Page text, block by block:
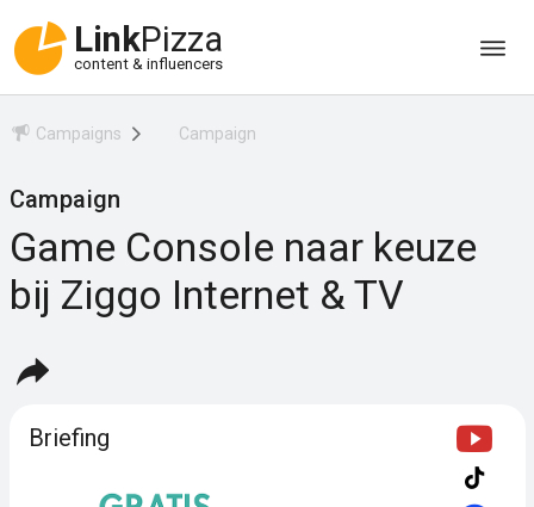
LinkPizza
content & influencers
Campaigns Campaign
Campaign
Game Console naar keuze
bij Ziggo Internet & TV
Briefing